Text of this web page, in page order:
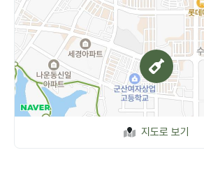
지도로 보기